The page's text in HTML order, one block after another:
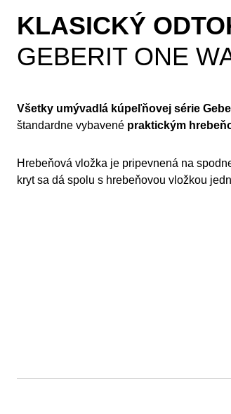
KLASICKÝ
GEBERIT ONE
Všetky umývadlá kúpeľňovej série
štandardne vybavené praktickým
Hrebeňová vložka je pripevnená na
kryt sa dá spolu s hrebeňovou vložkou